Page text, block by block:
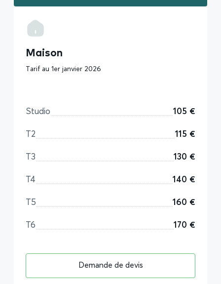
Maison
Tarif au 1er janvier 2026
Studio 105 €
T2 115 €
T3 130 €
T4 140 €
T5 160 €
T6 170 €
Demande de devis